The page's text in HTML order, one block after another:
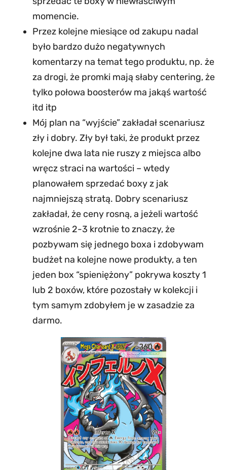
momencie.
Przez kolejne miesiące od zakupu nadal
było bardzo dużo negatywnych
komentarzy na temat tego produktu, np. że
za drogi, że promki mają słaby centering, że
tylko połowa boosterów ma jakąś wartość
itd itp
Mój plan na “wyjście” zakładał scenariusz
zły i dobry. Zły był taki, że produkt przez
kolejne dwa lata nie ruszy z miejsca albo
wręcz straci na wartości – wtedy
planowałem sprzedać boxy z jak
najmniejszą stratą. Dobry scenariusz
zakładał, że ceny rosną, a jeżeli wartość
wzrośnie 2-3 krotnie to znaczy, że
pozbywam się jednego boxa i zdobywam
budżet na kolejne nowe produkty, a ten
jeden box “spieniężony” pokrywa koszty 1
lub 2 boxów, które pozostały w kolekcji i
tym samym zdobyłem je w zasadzie za
darmo.